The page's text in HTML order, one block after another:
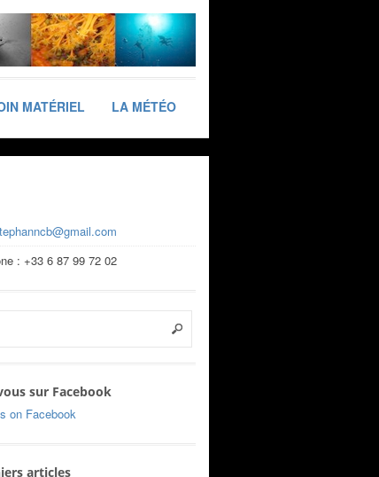
MATÉRIEL LA MÉTÉO
: +33 6 87 99 72 02
sur Facebook
on Facebook
articles